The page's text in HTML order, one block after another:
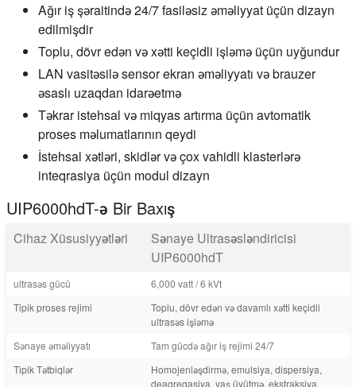
Ağır iş şəraitində 24/7 fasiləsiz əməliyyat üçün dizayn
edilmişdir
Toplu, dövr edən və xətti keçidli işləmə üçün uyğundur
LAN vasitəsilə sensor ekran əməliyyatı və brauzer
əsaslı uzaqdan idarəetmə
Təkrar istehsal və miqyas artırma üçün avtomatik
proses məlumatlarının qeydi
İstehsal xətləri, skidlər və çox vahidli klasterlərə
inteqrasiya üçün modul dizayn
UIP6000hdT-ə Bir Baxış
Cihaz Xüsusiyyətləri
Sənaye Ultrasəsləndiricisi
UIP6000hdT
ultrasəs gücü
6,000 vatt / 6 kVt
Tipik proses rejimi
Toplu, dövr edən və davamlı xətti keçidli
ultrasəs işləmə
Sənaye əməliyyatı
Tam gücdə ağır iş rejimi 24/7
Tipik Tətbiqlər
Homojenləşdirmə, emulsiya, dispersiya,
deaqreqasiya, yaş üyütmə, ekstraksiya,